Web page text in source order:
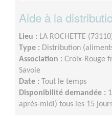
Aide à la
Lieu : LA ROCHETTE
Type : Distribution
Association : Croix-Rouge
Savoie
Date : Tout le temps
Disponibilité demandée :
après-midi) tous les 15